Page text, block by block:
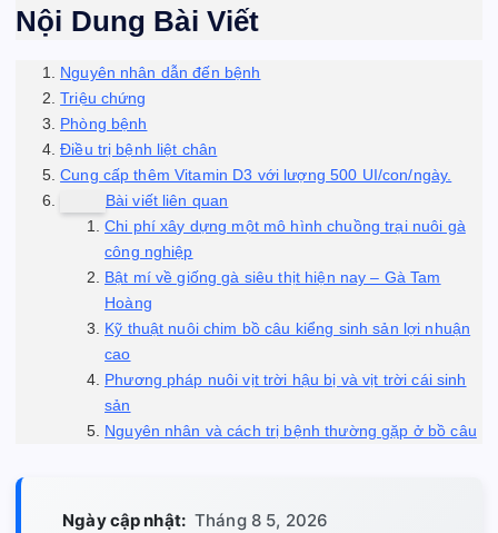
Nội Dung Bài Viết
Nguyên nhân dẫn đến bệnh
Triệu chứng
Phòng bệnh
Điều trị bệnh liệt chân
Cung cấp thêm Vitamin D3 với lượng 500 UI/con/ngày.
Bài viết liên quan
Chi phí xây dựng một mô hình chuồng trại nuôi gà
công nghiệp
Bật mí về giống gà siêu thịt hiện nay – Gà Tam
Hoàng
Kỹ thuật nuôi chim bồ câu kiểng sinh sản lợi nhuận
cao
Phương pháp nuôi vịt trời hậu bị và vịt trời cái sinh
sản
Nguyên nhân và cách trị bệnh thường gặp ở bồ câu
Ngày cập nhật: Tháng 8 5, 2026